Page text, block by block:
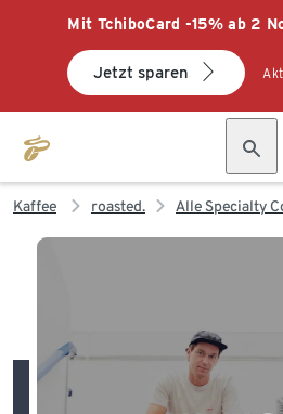
Mit TchiboCard -15% ab 2
Jetzt sparen
Kaffee roasted. Alle Specialty